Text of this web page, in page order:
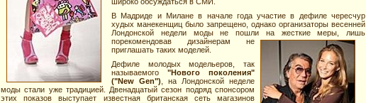
В Мадриде и Милане в начале года участие в дефиле чересчур
худых манекенщиц было запрещено, однако организаторы весенней
Лондонской недели моды не пошли на жесткие меры, лишь
порекомендовав дизайнерам не
приглашать таких моделей.
Дефиле молодых модельеров, так
называемого "Нового поколения"
("New Gen") , на Лондонской неделе
моды стали уже традицией. Двенадцатый сезон подряд спонсором
этих показов выступает известная британская сеть магазинов